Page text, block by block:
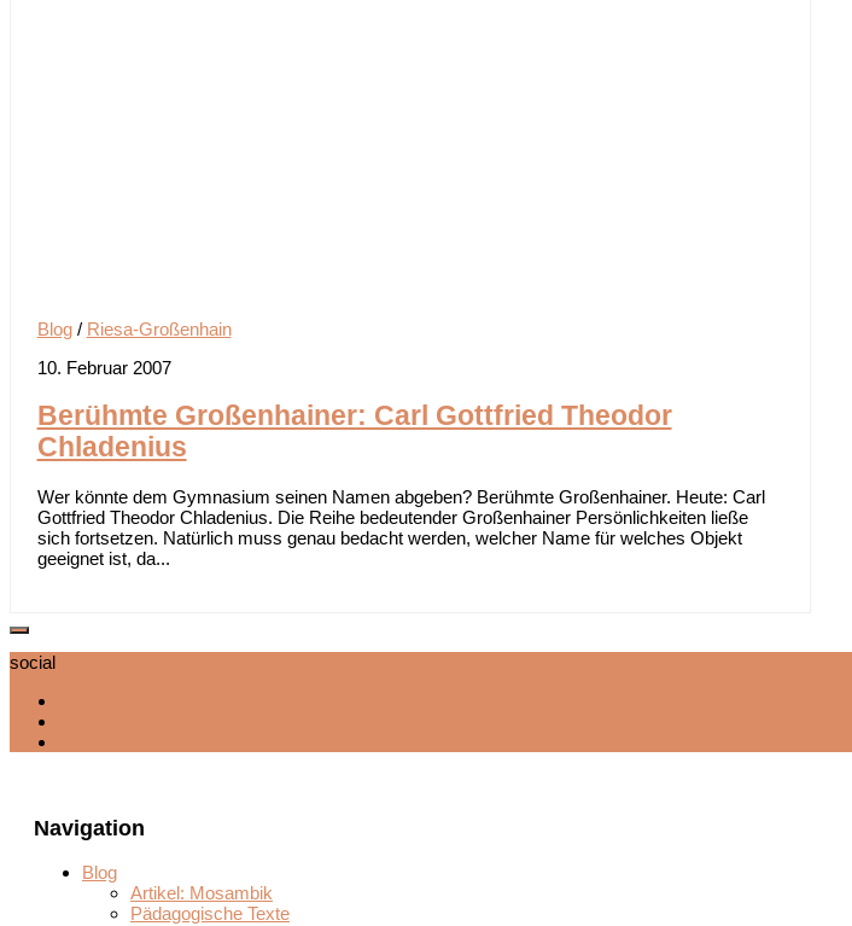
Blog/ Riesa-Großenhain
10. Februar 2007
Berühmte Großenhainer: Carl Gottfried Theodor
Chladenius
Wer könnte dem Gymnasium seinen Namen abgeben? Berühmte Großenhainer. Heute: Carl
Gottfried Theodor Chladenius. Die Reihe bedeutender Großenhainer Persönlichkeiten ließe
sich fortsetzen. Natürlich muss genau bedacht werden, welcher Name für welches Objekt
geeignet ist, da...
social
Navigation
Blog
Artikel: Mosambik
Pädagogische Texte